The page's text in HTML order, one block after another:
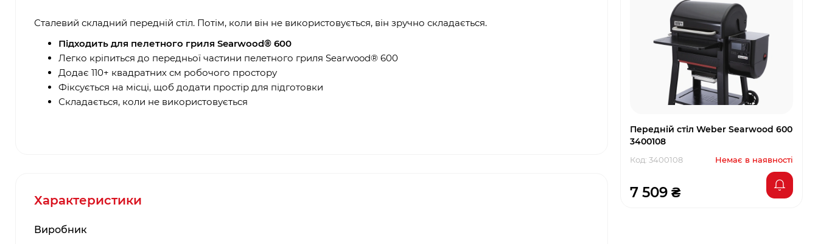
Сталевий складний передній стіл. Потім, коли він не використовується, він зручно складається.
Підходить для пелетного гриля Searwood® 600
Легко кріпиться до передньої частини пелетного гриля Searwood® 600
Додає 110+ квадратних см робочого простору
Фіксується на місці, щоб додати простір для підготовки
Складається, коли не використовується
Характеристики
Виробник
Передній стіл Weber Searwood 600
3400108
Код: 3400108 Немає в наявності
7 509 ₴